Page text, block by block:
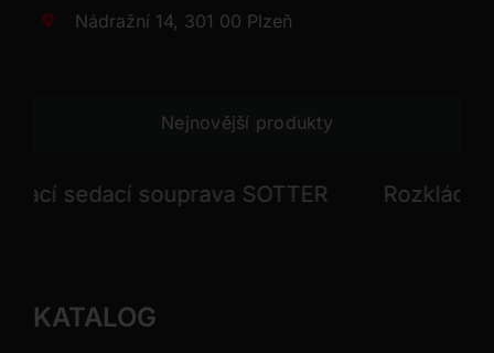
Nádražní 14, 301 00 Plzeň
Nejnovější produkty
sedací souprava SOTTER Rozkládací
KATALOG